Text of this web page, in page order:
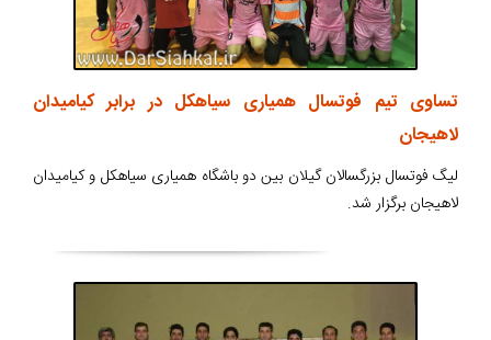
تساوی تیم فوتسال همیاری سیاهکل در برابر کیامیدان
لاهیجان
لیگ فوتسال بزرگسالان گیلان بین دو باشگاه همیاری سیاهکل و کیامیدان
لاهیجان برگزار شد.